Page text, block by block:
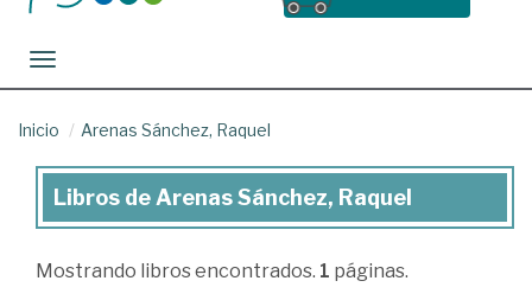
Toggle navigation
Inicio Arenas Sánchez, Raquel
Libros
Arenas
Libros de Arenas Sánchez, Raquel
Mostrando libros encontrados. 1 páginas.